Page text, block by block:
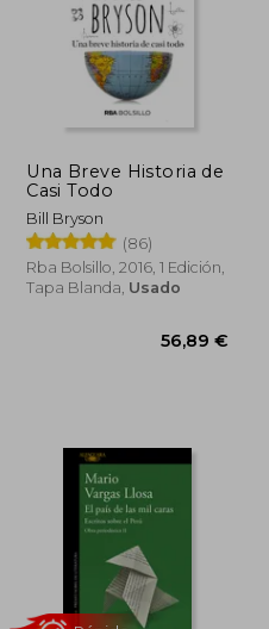
5%
dcto.
Rápido
Una Breve Historia de
Casi Todo
Bill Bryson
(86)
Rba Bolsillo, 2016, 1 Edición,
Tapa Blanda, Usado